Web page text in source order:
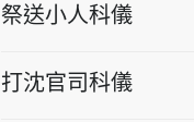
祭送小人科儀
打沈官司科儀